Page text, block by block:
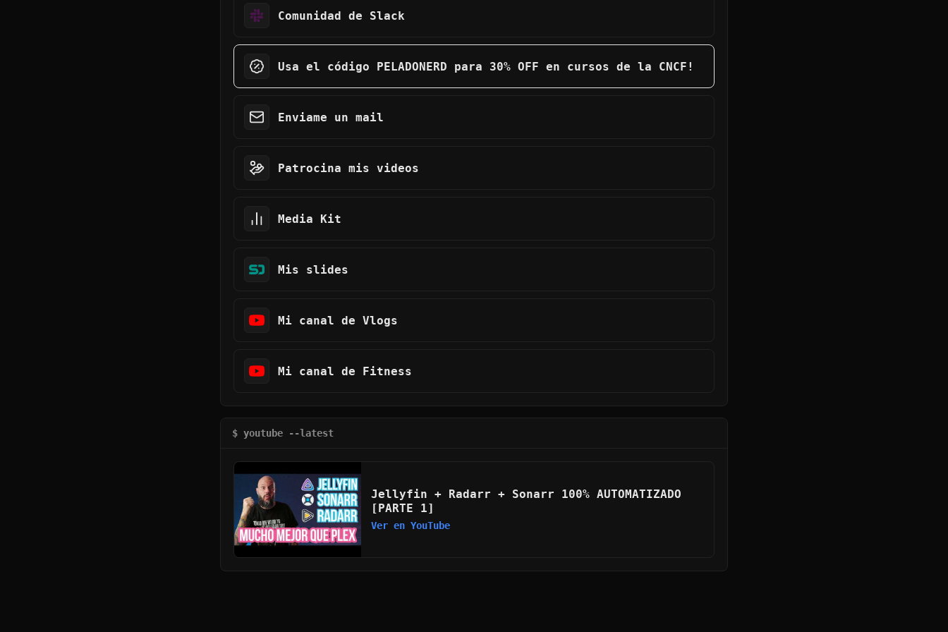
Comunidad de Slack
Usa el código PELADONERD para 30% OFF en cursos de la CNCF!
Enviame un mail
Patrocina mis videos
Media Kit
Mis slides
Mi canal de Vlogs
Mi canal de Fitness
$ youtube --latest
Jellyfin + Radarr + Sonarr 100% AUTOMATIZADO
[PARTE 1]
Ver en YouTube